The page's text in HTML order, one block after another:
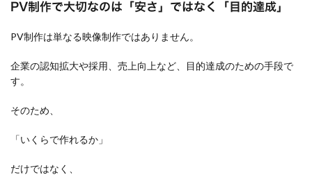
PV制作で大切なのは「安さ」ではなく「目的達成」
PV制作は単なる映像制作ではありません。
企業の認知拡大や採用、売上向上など、目的達成のための手段で
す。
そのため、
「いくらで作れるか」
だけではなく、